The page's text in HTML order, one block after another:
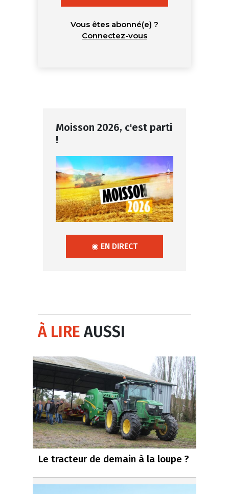
Vous êtes abonné(e) ?
Connectez-vous
Moisson 2026, c'est parti
!
◉ EN DIRECT
À LIREAUSSI
Le tracteur de demain à la loupe ?